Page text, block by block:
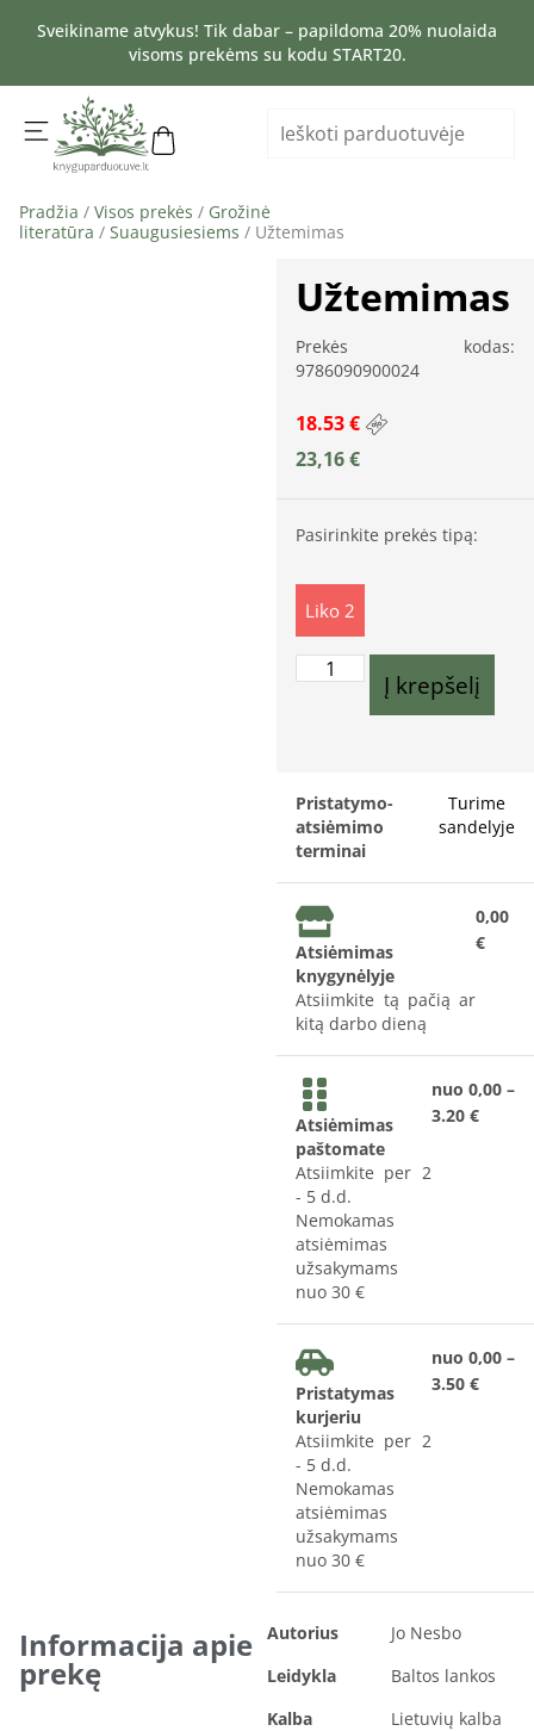
Sveikiname atvykus! Tik dabar – papildoma 20% nuolaida
visoms prekėms su kodu START20.
Pradžia / Visos prekės / Grožinė
literatūra / Suaugusiesiems / Užtemimas
Užtemimas
Prekės kodas:
9786090900024
18.53 €
23,16€
Pasirinkite prekės tipą:
Liko 2
Į krepšelį
Pristatymo-
atsiėmimo
terminai
Turime
sandelyje
Atsiėmimas
knygynėlyje
Atsiimkite tą pačią ar
kitą darbo dieną
0,00
€
Atsiėmimas
paštomate
Atsiimkite per 2
- 5 d.d.
Nemokamas
atsiėmimas
užsakymams
nuo 30 €
nuo 0,00 –
3.20 €
Pristatymas
kurjeriu
Atsiimkite per 2
- 5 d.d.
Nemokamas
atsiėmimas
užsakymams
nuo 30 €
nuo 0,00 –
3.50 €
Informacija apie
prekę
Autorius
Jo Nesbo
Leidykla
Baltos lankos
Kalba
Lietuvių kalba